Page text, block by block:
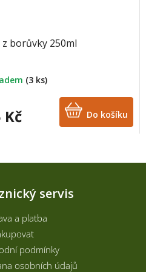
borůvky 250ml
(3 ks)
Kč Do košíku
servis
a platba
podmínky
osobních údajů